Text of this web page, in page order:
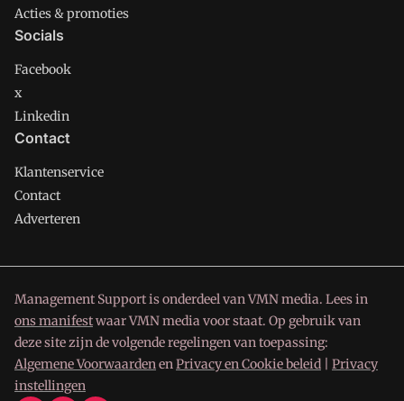
Acties & promoties
Socials
Facebook
x
Linkedin
Contact
Klantenservice
Contact
Adverteren
Management Support is onderdeel van VMN media. Lees in
ons manifestwaar VMN media voor staat. Op gebruik van
deze site zijn de volgende regelingen van toepassing:
Algemene VoorwaardenenPrivacy en Cookie beleid
Privacy
instellingen